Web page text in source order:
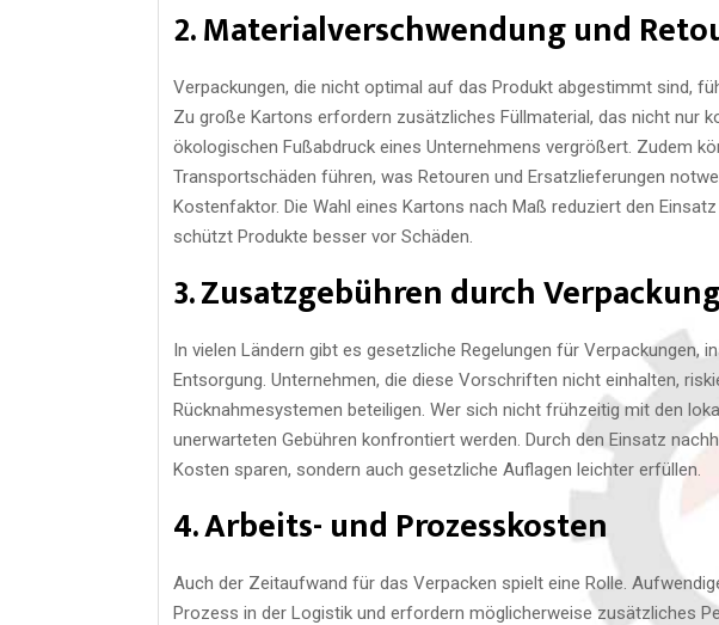
2. Materialverschwendung und
Verpackungen, die nicht optimal auf das Produkt abgestimmt sind,
Zu große Kartons erfordern zusätzliches Füllmaterial, das nicht nur
ökologischen Fußabdruck eines Unternehmens vergrößert. Zudem
Transportschäden führen, was Retouren und Ersatzlieferungen
Kostenfaktor. Die Wahl eines Kartons nach Maß reduziert den
schützt Produkte besser vor Schäden.
3. Zusatzgebühren durch
In vielen Ländern gibt es gesetzliche Regelungen für Verpackungen,
Entsorgung. Unternehmen, die diese Vorschriften nicht einhalten,
Rücknahmesystemen beteiligen. Wer sich nicht frühzeitig mit den
unerwarteten Gebühren konfrontiert werden. Durch den Einsatz
Kosten sparen, sondern auch gesetzliche Auflagen leichter erfüllen.
4. Arbeits- und Prozesskosten
Auch der Zeitaufwand für das Verpacken spielt eine Rolle.
Prozess in der Logistik und erfordern möglicherweise zusätzliches